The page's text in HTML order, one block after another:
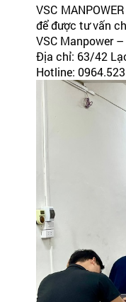
VSC
để được tư vấn
VSC Manpower
Địa chỉ: 63/42
Hotline: